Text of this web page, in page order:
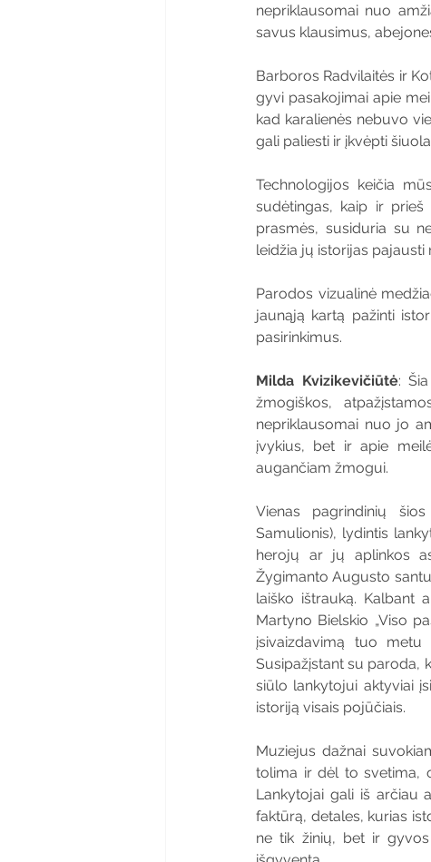
nepriklausomai nuo
savus klausimus,
Barboros Radvilaitės ir
gyvi pasakojimai apie
kad karalienės nebuvo
gali paliesti ir įkvėpti
Technologijos keičia
sudėtingas, kaip ir
prasmės, susiduria su
leidžia jų istorijas
Parodos vizualinė
jaunąją kartą pažinti
pasirinkimus.
Milda Kvizikevičiūtė:
žmogiškos,
nepriklausomai nuo jo
įvykius, bet ir apie
augančiam žmogui.
Vienas pagrindinių
Samulionis), lydintis
herojų ar jų aplinkos
Žygimanto Augusto
laiško ištrauką. Kalbant
Martyno Bielskio „Viso
įsivaizdavimą tuo
Susipažįstant su paroda,
siūlo lankytojui aktyviai
istoriją visais pojūčiais.
Muziejus dažnai
tolima ir dėl to svetima,
Lankytojai gali iš arčiau
faktūrą, detales, kurias
ne tik žinių, bet ir